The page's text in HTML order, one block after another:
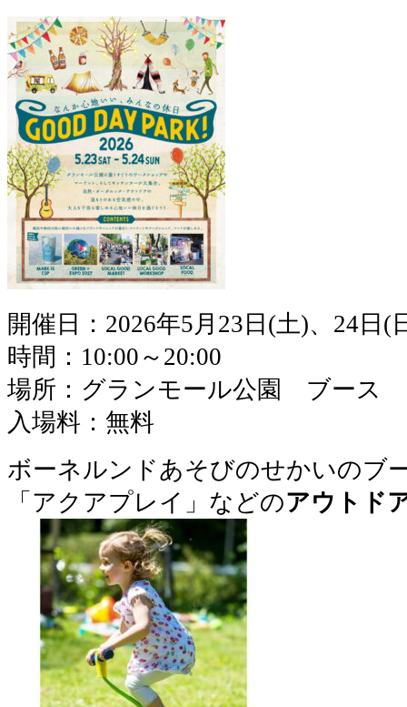
開催日：2026年5月23日(土)、24日(
時間：10:00～20:00
場所：グランモール公園 ブース
入場料：無料
ボーネルンドあそびのせかいのブ
「アクアプレイ」などのアウトド